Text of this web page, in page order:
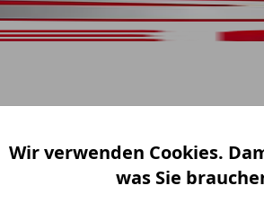
Wir verwenden Cookies.
was Sie